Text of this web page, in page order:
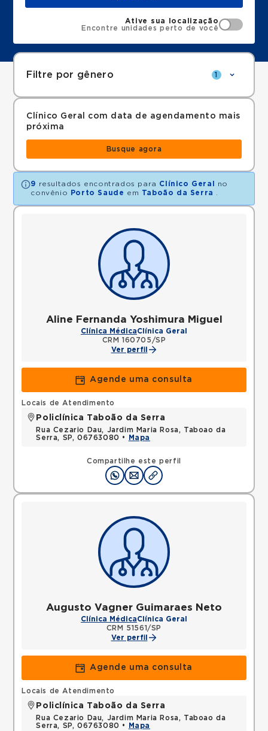
Ative sua localização
Encontre unidades perto de você
Filtre por gênero 1
Clínico Geral com data de agendamento mais
próxima
Busque agora
9 resultados encontrados para Clínico Geral
no
convênio
Porto Saude em Taboão da Serra
Aline Fernanda Yoshimura Miguel
Clínica MédicaClínica Geral
CRM 160705/SP
Ver perfil
Agende uma consulta
Compartilhe este perfil
Locais de Atendimento
Policlínica Taboão da Serra
Rua Cezario Dau, Jardim Maria Rosa, Taboao da
Serra, SP, 06763080 •
Mapa
Augusto Vagner Guimaraes Neto
Clínica MédicaClínica Geral
CRM 51561/SP
Ver perfil
Agende uma consulta
Locais de Atendimento
Policlínica Taboão da Serra
Rua Cezario Dau, Jardim Maria Rosa, Taboao da
Serra, SP, 06763080 •
Mapa